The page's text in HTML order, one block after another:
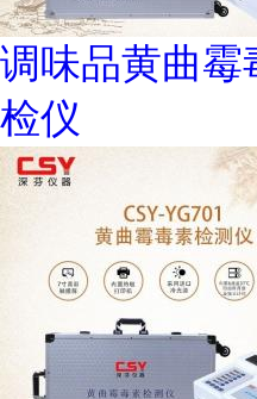
调味品黄曲霉
检仪